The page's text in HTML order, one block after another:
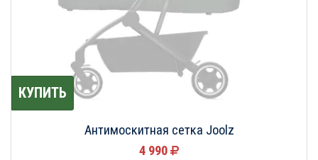
КУПИТЬ
Антимоскитная сетка Joolz
4 990